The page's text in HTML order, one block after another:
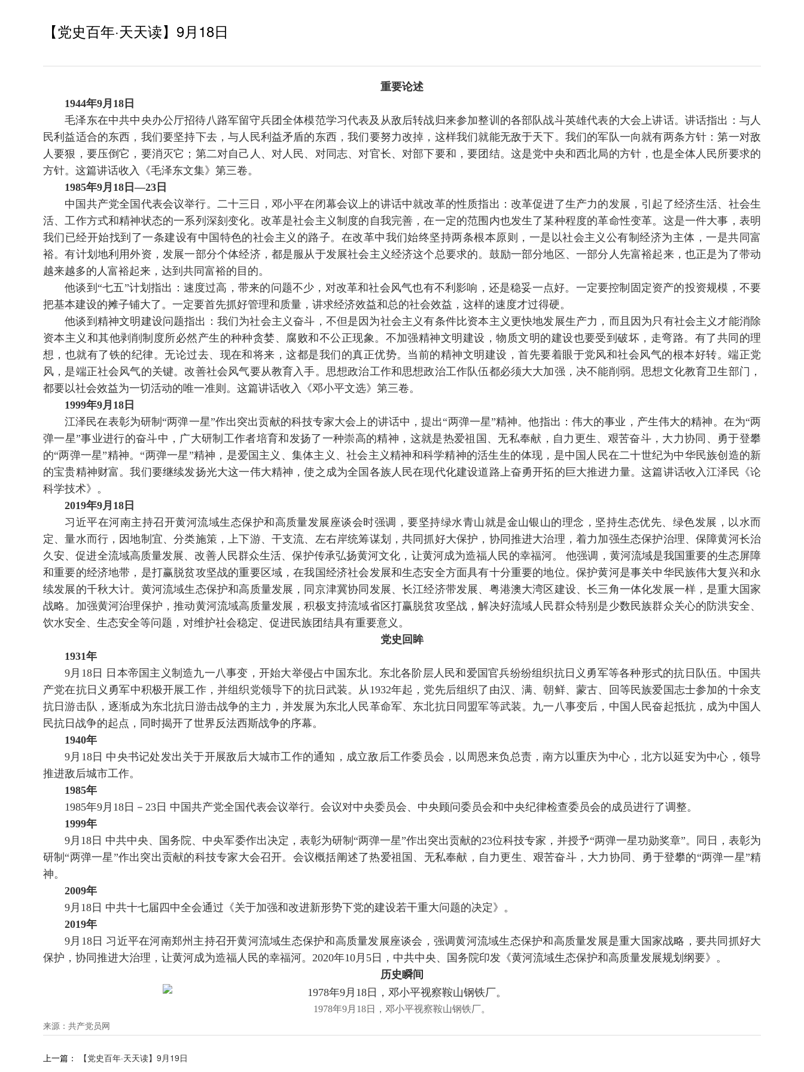
【党史百年·天天读】9月18日
重要论述
1944年9月18日
毛泽东在中共中央办公厅招待八路军留守兵团全体模范学习代表及从敌后转战归来参加整训的各部队战斗英雄代表的大会上讲话。讲话指出：与人
民利益适合的东西，我们要坚持下去，与人民利益矛盾的东西，我们要努力改掉，这样我们就能无敌于天下。我们的军队一向就有两条方针：第一对敌
人要狠，要压倒它，要消灭它；第二对自己人、对人民、对同志、对官长、对部下要和，要团结。这是党中央和西北局的方针，也是全体人民所要求的
方针。这篇讲话收入《毛泽东文集》第三卷。
1985年9月18日—23日
中国共产党全国代表会议举行。二十三日，邓小平在闭幕会议上的讲话中就改革的性质指出：改革促进了生产力的发展，引起了经济生活、社会生
活、工作方式和精神状态的一系列深刻变化。改革是社会主义制度的自我完善，在一定的范围内也发生了某种程度的革命性变革。这是一件大事，表明
我们已经开始找到了一条建设有中国特色的社会主义的路子。在改革中我们始终坚持两条根本原则，一是以社会主义公有制经济为主体，一是共同富
裕。有计划地利用外资，发展一部分个体经济，都是服从于发展社会主义经济这个总要求的。鼓励一部分地区、一部分人先富裕起来，也正是为了带动
越来越多的人富裕起来，达到共同富裕的目的。
他谈到“七五”计划指出：速度过高，带来的问题不少，对改革和社会风气也有不利影响，还是稳妥一点好。一定要控制固定资产的投资规模，不要
把基本建设的摊子铺大了。一定要首先抓好管理和质量，讲求经济效益和总的社会效益，这样的速度才过得硬。
他谈到精神文明建设问题指出：我们为社会主义奋斗，不但是因为社会主义有条件比资本主义更快地发展生产力，而且因为只有社会主义才能消除
资本主义和其他剥削制度所必然产生的种种贪婪、腐败和不公正现象。不加强精神文明建设，物质文明的建设也要受到破坏，走弯路。有了共同的理
想，也就有了铁的纪律。无论过去、现在和将来，这都是我们的真正优势。当前的精神文明建设，首先要着眼于党风和社会风气的根本好转。端正党
风，是端正社会风气的关键。改善社会风气要从教育入手。思想政治工作和思想政治工作队伍都必须大大加强，决不能削弱。思想文化教育卫生部门，
都要以社会效益为一切活动的唯一准则。这篇讲话收入《邓小平文选》第三卷。
1999年9月18日
江泽民在表彰为研制“两弹一星”作出突出贡献的科技专家大会上的讲话中，提出“两弹一星”精神。他指出：伟大的事业，产生伟大的精神。在为“两
弹一星”事业进行的奋斗中，广大研制工作者培育和发扬了一种崇高的精神，这就是热爱祖国、无私奉献，自力更生、艰苦奋斗，大力协同、勇于登攀
的“两弹一星”精神。“两弹一星”精神，是爱国主义、集体主义、社会主义精神和科学精神的活生生的体现，是中国人民在二十世纪为中华民族创造的新
的宝贵精神财富。我们要继续发扬光大这一伟大精神，使之成为全国各族人民在现代化建设道路上奋勇开拓的巨大推进力量。这篇讲话收入江泽民《论
科学技术》。
2019年9月18日
习近平在河南主持召开黄河流域生态保护和高质量发展座谈会时强调，要坚持绿水青山就是金山银山的理念，坚持生态优先、绿色发展，以水而
定、量水而行，因地制宜、分类施策，上下游、干支流、左右岸统筹谋划，共同抓好大保护，协同推进大治理，着力加强生态保护治理、保障黄河长治
久安、促进全流域高质量发展、改善人民群众生活、保护传承弘扬黄河文化，让黄河成为造福人民的幸福河。 他强调，黄河流域是我国重要的生态屏障
和重要的经济地带，是打赢脱贫攻坚战的重要区域，在我国经济社会发展和生态安全方面具有十分重要的地位。保护黄河是事关中华民族伟大复兴和永
续发展的千秋大计。黄河流域生态保护和高质量发展，同京津冀协同发展、长江经济带发展、粤港澳大湾区建设、长三角一体化发展一样，是重大国家
战略。加强黄河治理保护，推动黄河流域高质量发展，积极支持流域省区打赢脱贫攻坚战，解决好流域人民群众特别是少数民族群众关心的防洪安全、
饮水安全、生态安全等问题，对维护社会稳定、促进民族团结具有重要意义。
党史回眸
1931年
9月18日 日本帝国主义制造九一八事变，开始大举侵占中国东北。东北各阶层人民和爱国官兵纷纷组织抗日义勇军等各种形式的抗日队伍。中国共
产党在抗日义勇军中积极开展工作，并组织党领导下的抗日武装。从1932年起，党先后组织了由汉、满、朝鲜、蒙古、回等民族爱国志士参加的十余支
抗日游击队，逐渐成为东北抗日游击战争的主力，并发展为东北人民革命军、东北抗日同盟军等武装。九一八事变后，中国人民奋起抵抗，成为中国人
民抗日战争的起点，同时揭开了世界反法西斯战争的序幕。
1940年
9月18日 中央书记处发出关于开展敌后大城市工作的通知，成立敌后工作委员会，以周恩来负总责，南方以重庆为中心，北方以延安为中心，领导
推进敌后城市工作。
1985年
1985年9月18日－23日 中国共产党全国代表会议举行。会议对中央委员会、中央顾问委员会和中央纪律检查委员会的成员进行了调整。
1999年
9月18日 中共中央、国务院、中央军委作出决定，表彰为研制“两弹一星”作出突出贡献的23位科技专家，并授予“两弹一星功勋奖章”。同日，表彰为
研制“两弹一星”作出突出贡献的科技专家大会召开。会议概括阐述了热爱祖国、无私奉献，自力更生、艰苦奋斗，大力协同、勇于登攀的“两弹一星”精
神。
2009年
9月18日 中共十七届四中全会通过《关于加强和改进新形势下党的建设若干重大问题的决定》。
2019年
9月18日 习近平在河南郑州主持召开黄河流域生态保护和高质量发展座谈会，强调黄河流域生态保护和高质量发展是重大国家战略，要共同抓好大
保护，协同推进大治理，让黄河成为造福人民的幸福河。2020年10月5日，中共中央、国务院印发《黄河流域生态保护和高质量发展规划纲要》。
历史瞬间
1978年9月18日，邓小平视察鞍山钢铁厂。
来源：共产党员网
上一篇： 【党史百年·天天读】9月19日